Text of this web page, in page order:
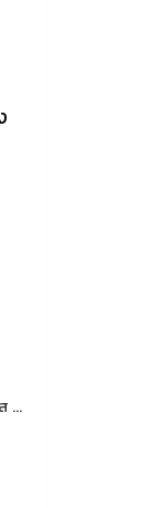
...